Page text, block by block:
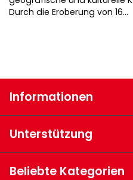
Durch die Eroberung von 16...
Informationen
Unterstützung
Beliebte Kategorien